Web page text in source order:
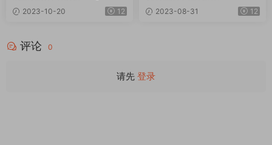
icle Transitions
2023-10-20 12
era Toolkit
2023-08-31 12
评论 0
请先 登录